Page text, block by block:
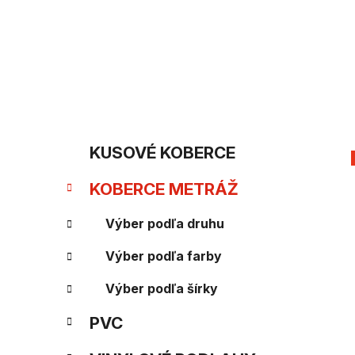
o
ý
p
a
kategórie
t
e
g
i
KUSOVÉ KOBERCE
KOBERCE METRÁŽ
Výber podľa druhu
Výber podľa farby
Výber podľa šírky
PVC